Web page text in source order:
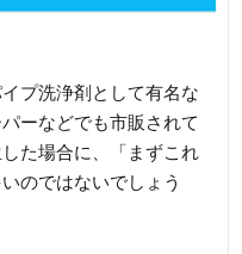
プ洗浄剤として有名な
ーなどでも市販されて
た場合に、「まずこれ
のではないでしょう